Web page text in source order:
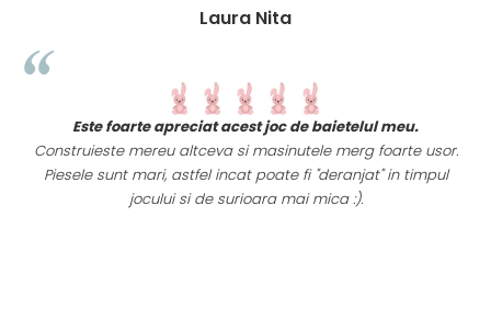
Laura Nita
Este foarte apreciat acest joc de baietelul meu.
Construieste mereu altceva si masinutele merg foarte usor.
Piesele sunt mari, astfel incat poate fi "deranjat" in timpul
jocului si de surioara mai mica :).